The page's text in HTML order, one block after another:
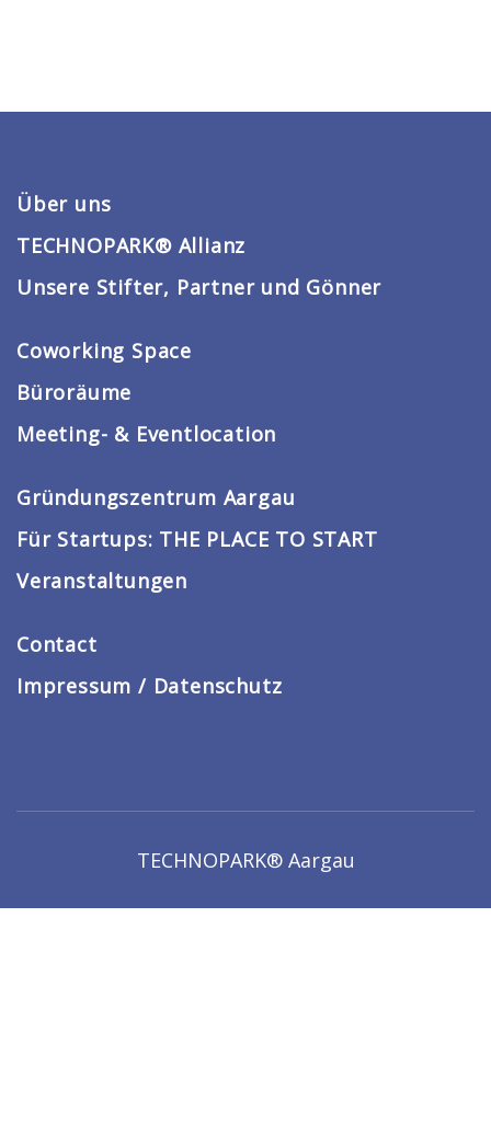
Über uns
TECHNOPARK® Allianz
Unsere Stifter, Partner und Gönner
Coworking Space
Büroräume
Meeting- & Eventlocation
Gründungszentrum Aargau
Für Startups: THE PLACE TO START
Veranstaltungen
Contact
Impressum / Datenschutz
TECHNOPARK® Aargau